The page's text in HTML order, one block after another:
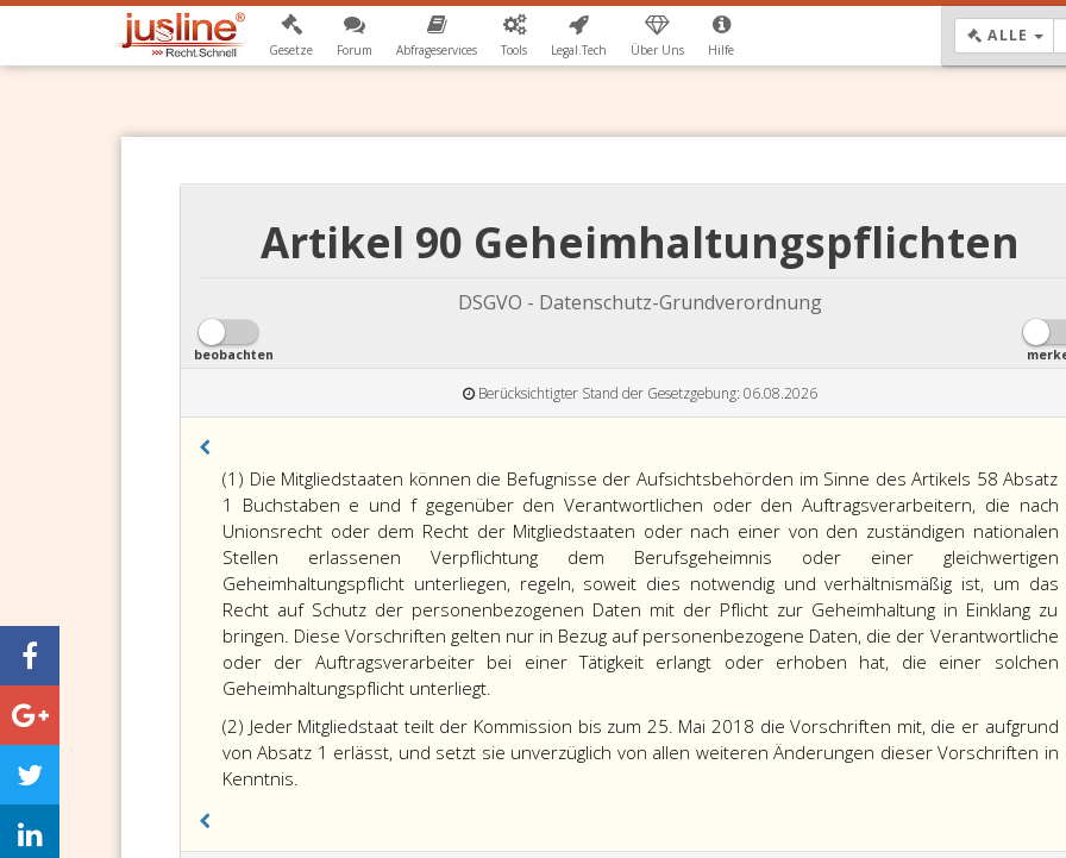
Gesetze Forum Abfrageservices Tools Legal.Tech Über Uns Hilfe
ALLE
Artikel 90 Geheimhaltungspflichten
DSGVO - Datenschutz-Grundverordnung
beobachten
Berücksichtigter Stand der Gesetzgebung: 06.08.2026
(1) Die Mitgliedstaaten können die Befugnisse der Aufsichtsbehörden im Sinne des Artikels 58 Absatz
1 Buchstaben e und f gegenüber den Verantwortlichen oder den Auftragsverarbeitern, die nach
Unionsrecht oder dem Recht der Mitgliedstaaten oder nach einer von den zuständigen nationalen
Stellen erlassenen Verpflichtung dem Berufsgeheimnis oder einer gleichwertigen
Geheimhaltungspflicht unterliegen, regeln, soweit dies notwendig und verhältnismäßig ist, um das
Recht auf Schutz der personenbezogenen Daten mit der Pflicht zur Geheimhaltung in Einklang zu
bringen. Diese Vorschriften gelten nur in Bezug auf personenbezogene Daten, die der Verantwortliche
oder der Auftragsverarbeiter bei einer Tätigkeit erlangt oder erhoben hat, die einer solchen
Geheimhaltungspflicht unterliegt.
(2) Jeder Mitgliedstaat teilt der Kommission bis zum 25. Mai 2018 die Vorschriften mit, die er aufgrund
von Absatz 1 erlässt, und setzt sie unverzüglich von allen weiteren Änderungen dieser Vorschriften in
Kenntnis.